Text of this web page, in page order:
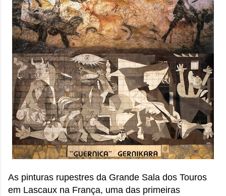
sensação isolada. Se per...
As pinturas rupestres da Grande Sala dos Touros
em Lascaux na França, uma das primeiras